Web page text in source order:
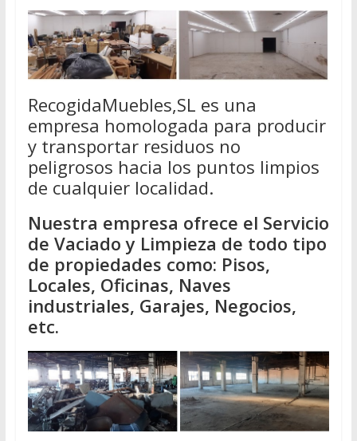
RecogidaMuebles,SL es una
empresa homologada para producir
y transportar residuos no
peligrosos hacia los puntos limpios
de cualquier localidad.
Nuestra empresa ofrece el Servicio
de Vaciado y Limpieza de todo tipo
de propiedades como: Pisos,
Locales, Oficinas, Naves
industriales, Garajes, Negocios,
etc.